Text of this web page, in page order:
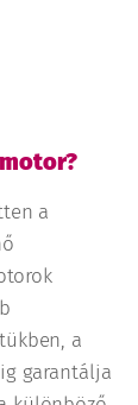
a
a
garantálja